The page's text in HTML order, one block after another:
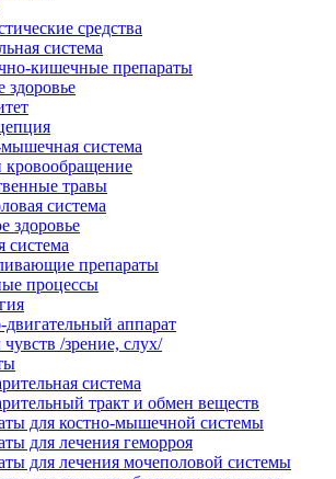
средства
система
кишечные препараты
здоровье
система
кровообращение
травы
система
здоровье
система
препараты
процессы
аппарат
/зрение, слух/
система
тракт и обмен веществ
для костно-мышечной системы
для лечения геморроя
для лечения мочеполовой системы